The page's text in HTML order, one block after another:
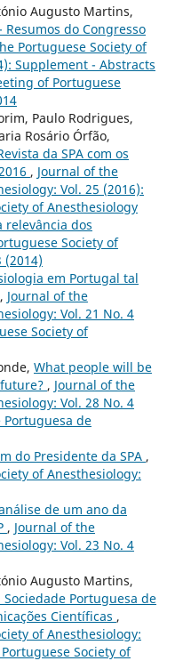
Augusto Martins,
Resumos do Congresso
Portuguese Society of
Supplement - Abstracts
of Portuguese
Paulo Rodrigues,
Rosário Órfão,
da SPA com os
, Journal of the
Vol. 25 (2016):
of Anesthesiology
relevância dos
Society of
(2014)
em Portugal tal
, Journal of the
Vol. 21 No. 4
Society of
What people will be
, Journal of the
Vol. 28 No. 4
Portuguesa de
do Presidente da SPA ,
of Anesthesiology:
de um ano da
, Journal of the
Vol. 23 No. 4
Augusto Martins,
Sociedade Portuguesa de
Científicas ,
of Anesthesiology:
Society of